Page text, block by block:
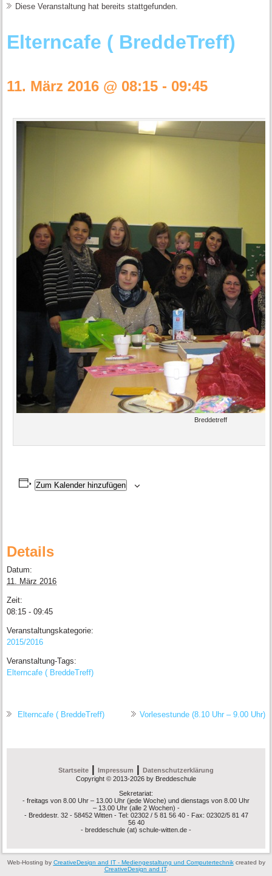
Diese Veranstaltung hat bereits stattgefunden.
Elterncafe ( BreddeTreff)
11. März 2016 @ 08:15 - 09:45
Breddetreff
Zum Kalender hinzufügen
Details
Datum:
11. März 2016
Zeit:
08:15 - 09:45
Veranstaltungskategorie:
2015/2016
Veranstaltung-Tags:
Elterncafe ( BreddeTreff)
Elterncafe ( BreddeTreff) Vorlesestunde (8.10 Uhr – 9.00 Uhr)
Startseite Impressum
Datenschutzerklärung
Copyright © 2013-2026 by Breddeschule
Sekretariat:
- freitags von 8.00 Uhr – 13.00 Uhr (jede Woche) und dienstags von 8.00 Uhr
– 13.00 Uhr (alle 2 Wochen) -
- Breddestr. 32 - 58452 Witten - Tel: 02302 / 5 81 56 40 - Fax: 02302/5 81 47
56 40
- breddeschule (at) schule-witten.de -
Web-Hosting by CreativeDesign and IT - Mediengestaltung und Computertechnikcreated by
CreativeDesign and IT.